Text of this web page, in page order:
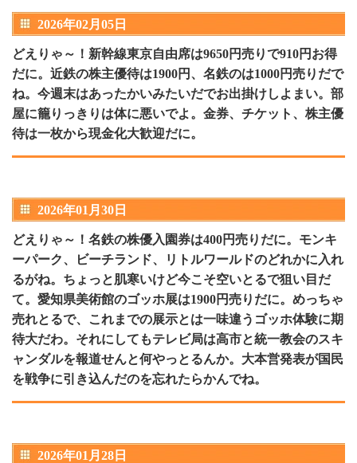
2026年02月05日
どえりゃ～！新幹線東京自由席は9650円売りで910円お得
だに。近鉄の株主優待は1900円、名鉄のは1000円売りだで
ね。今週末はあったかいみたいだでお出掛けしよまい。部
屋に籠りっきりは体に悪いでよ。金券、チケット、株主優
待は一枚から現金化大歓迎だに。
2026年01月30日
どえりゃ～！名鉄の株優入園券は400円売りだに。モンキ
ーパーク、ビーチランド、リトルワールドのどれかに入れ
るがね。ちょっと肌寒いけど今こそ空いとるで狙い目だ
て。愛知県美術館のゴッホ展は1900円売りだに。めっちゃ
売れとるで、これまでの展示とは一味違うゴッホ体験に期
待大だわ。それにしてもテレビ局は高市と統一教会のスキ
ャンダルを報道せんと何やっとるんか。大本営発表が国民
を戦争に引き込んだのを忘れたらかんでね。
2026年01月28日